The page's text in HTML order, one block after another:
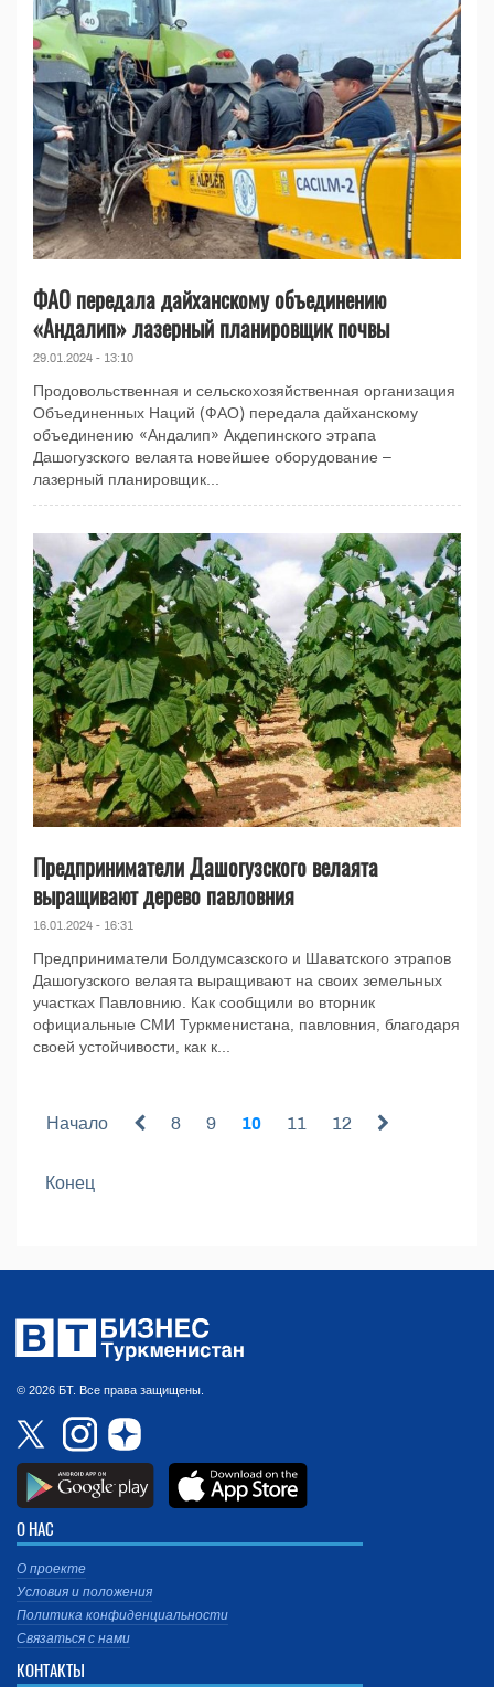
ФАО передала дайханскому объединению
«Андалип» лазерный планировщик почвы
29.01.2024 - 13:10
Продовольственная и сельскохозяйственная организация
Объединенных Наций (ФАО) передала дайханскому
объединению «Андалип» Акдепинского этрапа
Дашогузского велаята новейшее оборудование –
лазерный планировщик...
Предприниматели Дашогузского велаята
выращивают дерево павловния
16.01.2024 - 16:31
Предприниматели Болдумсазского и Шаватского этрапов
Дашогузского велаята выращивают на своих земельных
участках Павловнию. Как сообщили во вторник
официальные СМИ Туркменистана, павловния, благодаря
своей устойчивости, как к...
Начало 8 9 10 11 12
Конец
© 2026 БТ. Все права защищены.
О НАС
О проекте
Условия и положения
Политика конфиденциальности
Связаться с нами
КОНТАКТЫ